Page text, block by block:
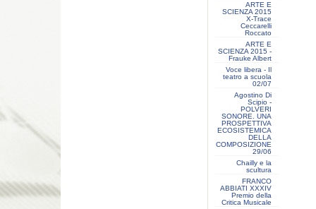
ARTE E
SCIENZA 2015
X-Trace
Ceccarelli
Roccato
ARTE E
SCIENZA 2015 -
Frauke Albert
Voce libera - Il
teatro a scuola
02/07
Agostino Di
Scipio -
POLVERI
SONORE. UNA
PROSPETTIVA
ECOSISTEMICA
DELLA
COMPOSIZIONE
29/06
Chailly e la
scultura
FRANCO
ABBIATI XXXIV
Premio della
Critica Musicale